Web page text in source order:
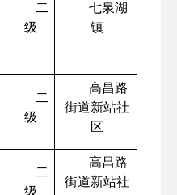
二
级
七泉湖
镇
二
级
高昌路
街道新站社
区
二
级
高昌路
街道新站社